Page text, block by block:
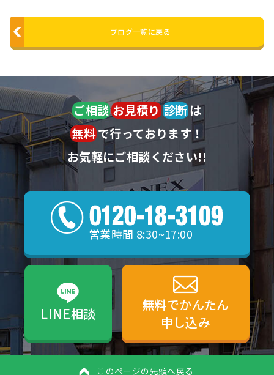
ブログ一覧に戻る
ご相談 お見積り 診断は
無料で行っております！
お気軽にご相談ください!!
営業時間 8:30~17:00
LINE相談
無料でかんたん
申し込み
このページの先頭へ戻る